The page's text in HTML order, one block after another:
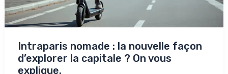
Intraparis nomade : la nouvelle façon
d’explorer la capitale ? On vous
explique.